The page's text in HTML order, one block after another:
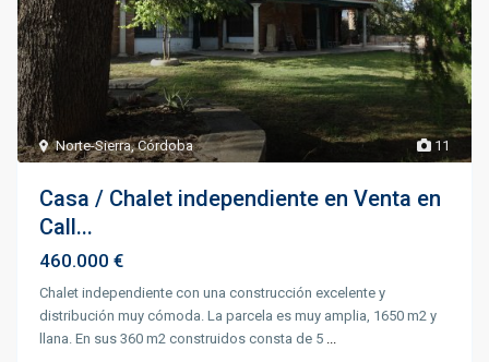
11
Norte-Sierra,Córdoba
Casa / Chalet independiente en Venta en
Call...
460.000 €
Chalet independiente con una construcción excelente y
distribución muy cómoda. La parcela es muy amplia, 1650 m2 y
llana. En sus 360 m2 construidos consta de 5